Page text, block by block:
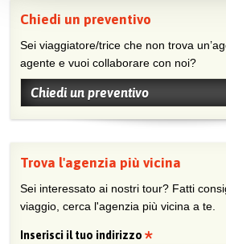
Chiedi un preventivo
Sei viaggiatore/trice che non trova un’agenzia vicina o sei
agente e vuoi collaborare con noi?
Chiedi un preventivo
Trova l'agenzia più vicina
Sei interessato ai nostri tour? Fatti
viaggio, cerca l'agenzia più vicina a te.
Inserisci il tuo indirizzo